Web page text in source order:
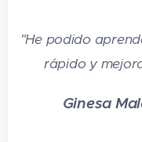
"He podido
rápido y
Ginesa